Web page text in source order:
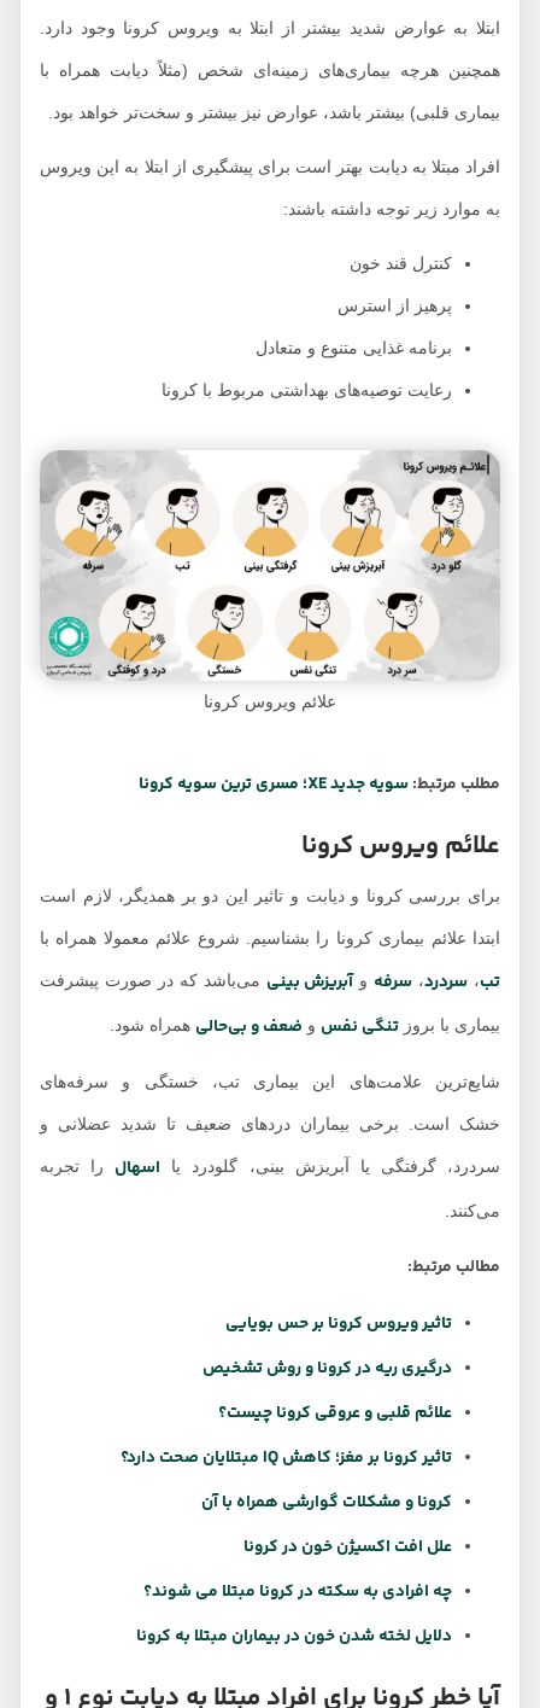
ابتلا به عوارض شدید بیشتر از ابتلا به ویروس کرونا وجود دارد.
همچنین هرچه بیماری‌های زمینه‌ای شخص (مثلاً دیابت همراه با
بیماری قلبی) بیشتر باشد، عوارض نیز بیشتر و سخت‌تر خواهد بود.
افراد مبتلا به دیابت بهتر است برای پیشگیری از ابتلا به این ویروس
به موارد زیر توجه داشته باشند:
کنترل قند خون
پرهیز از استرس
برنامه غذایی متنوع و متعادل
رعایت توصیه‌های بهداشتی مربوط با کرونا
علائم ویروس کرونا
مطلب مرتبط:سویه جدید XE؛ مسری ترین سویه کرونا
علائم ویروس کرونا
برای بررسی کرونا و دیابت و تاثیر این دو بر همدیگر، لازم است
ابتدا علائم بیماری کرونا را بشناسیم. شروع علائم معمولا همراه با
سردرد،سرفهوآبریزش بینی می‌باشد که در صورت پیشرفت
بیماری با بروز تنگی نفس وضعف و بی‌حالیهمراه شود.
شایع‌ترین علامت‌های این بیماری تب، خستگی و سرفه‌های
خشک است. برخی بیماران دردهای ضعیف تا شدید عضلانی و
سردرد، گرفتگی یا آبریزش بینی، گلودرد یااسهالرا تجربه
می‌کنند.
مطالب مرتبط:
تاثیر ویروس کرونا بر حس بویایی
درگیری ریه در کرونا و روش تشخیص
علائم قلبی و عروقی کرونا چیست؟
تاثیر کرونا بر مغز؛ کاهش IQ مبتلایان صحت دارد؟
کرونا و مشکلات گوارشی همراه با آن
علل افت اکسیژن خون در کرونا
چه افرادی به سکته در کرونا مبتلا می شوند؟
دلایل لخته شدن خون در بیماران مبتلا به کرونا
آیا خطر کرونا برای افراد مبتلا به دیابت نوع 1 و